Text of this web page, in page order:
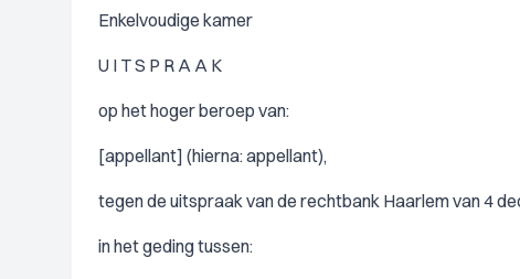
Enkelvoudige kamer
U I T S P R A A K
op het hoger beroep van:
[appellant] (hierna: appellant),
tegen de uitspraak van de rechtbank Haarlem van 4
in het geding tussen: